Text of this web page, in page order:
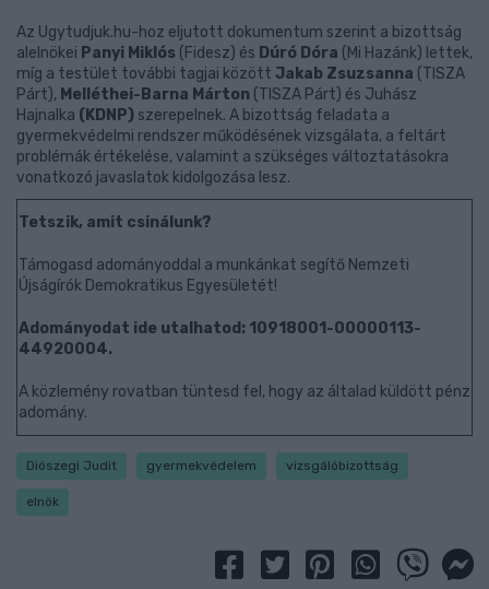
Az Ugytudjuk.hu-hoz eljutott dokumentum szerint a bizottság
alelnökei Panyi Miklós (Fidesz) és Dúró Dóra (Mi Hazánk) lettek,
míg a testület további tagjai között Jakab Zsuzsanna (TISZA
Párt), Melléthei-Barna Márton (TISZA Párt) és Juhász
Hajnalka (KDNP) szerepelnek. A bizottság feladata a
gyermekvédelmi rendszer működésének vizsgálata, a feltárt
problémák értékelése, valamint a szükséges változtatásokra
vonatkozó javaslatok kidolgozása lesz.
Tetszik, amit csinálunk?
Támogasd adományoddal a munkánkat segítő Nemzeti
Újságírók Demokratikus Egyesületét!
Adományodat ide utalhatod: 10918001-00000113-
44920004.
A közlemény rovatban tüntesd fel, hogy az általad küldött pénz
adomány.
Diószegi Judit gyermekvédelem vizsgálóbizottság
elnök